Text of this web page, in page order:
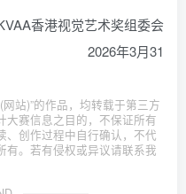
香港视觉艺术奖组委会
2026年3月31
站)”的作品，均转载于第三方
大赛信息之目的，不保证所有
、创作过程中自行确认，不代
有。若有侵权或异议请联系我